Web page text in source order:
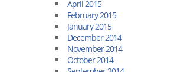
April 2015
February 2015
January 2015
December 2014
November 2014
October 2014